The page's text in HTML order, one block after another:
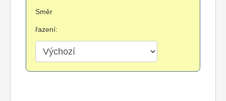
Směr
řazení: